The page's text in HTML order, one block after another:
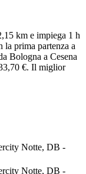
km e impiega 1 h
prima partenza a
Bologna a Cesena
€. Il miglior
Notte, DB -
Notte, DB -